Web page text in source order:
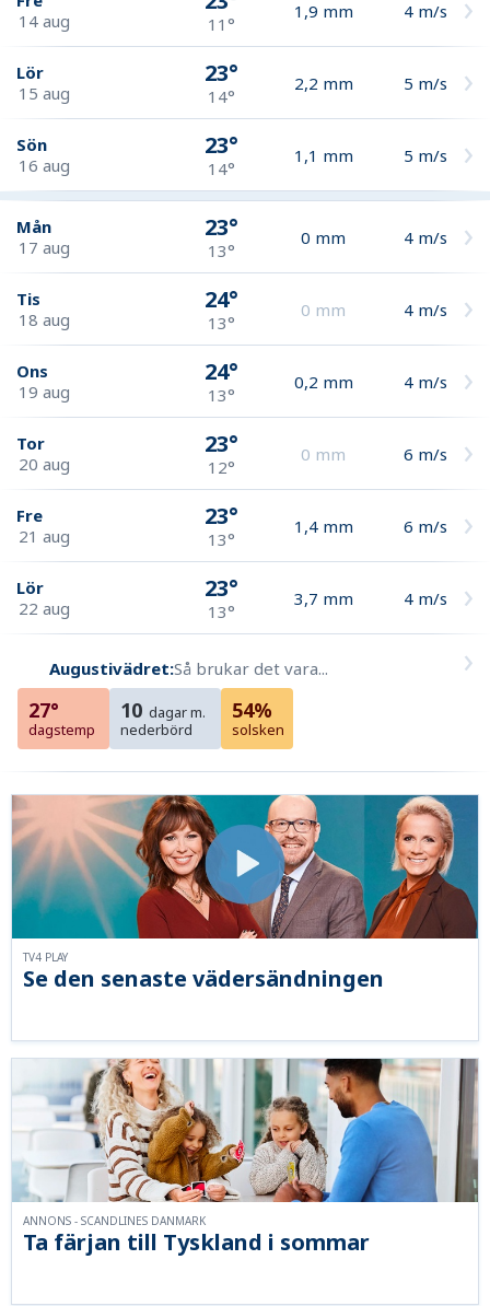
14 aug
11°
1,9 mm 4 m/s
Lör
15 aug
23°
14°
2,2 mm 5 m/s
Sön
16 aug
23°
14°
1,1 mm 5 m/s
Mån
17 aug
23°
13°
0 mm 4 m/s
Tis
18 aug
24°
13°
0 mm 4 m/s
Ons
19 aug
24°
13°
0,2 mm 4 m/s
Tor
20 aug
23°
12°
0 mm 6 m/s
Fre
21 aug
23°
13°
1,4 mm 6 m/s
Lör
22 aug
23°
13°
3,7 mm 4 m/s
Augustivädret:Så brukar det vara...
27°
dagstemp
10 dagar m.
nederbörd
54%
solsken
Se den senaste vädersändningen
TV4 PLAY
Ta färjan till Tyskland i sommar
ANNONS - SCANDLINES DANMARK